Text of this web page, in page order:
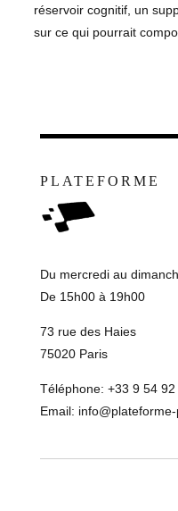
réservoir cognitif, un
sur ce qui pourrait
PLATEFORME
Du mercredi au
De 15h00 à 19h00
73 rue des Haies
75020 Paris
Téléphone: +33 9 54
Email: